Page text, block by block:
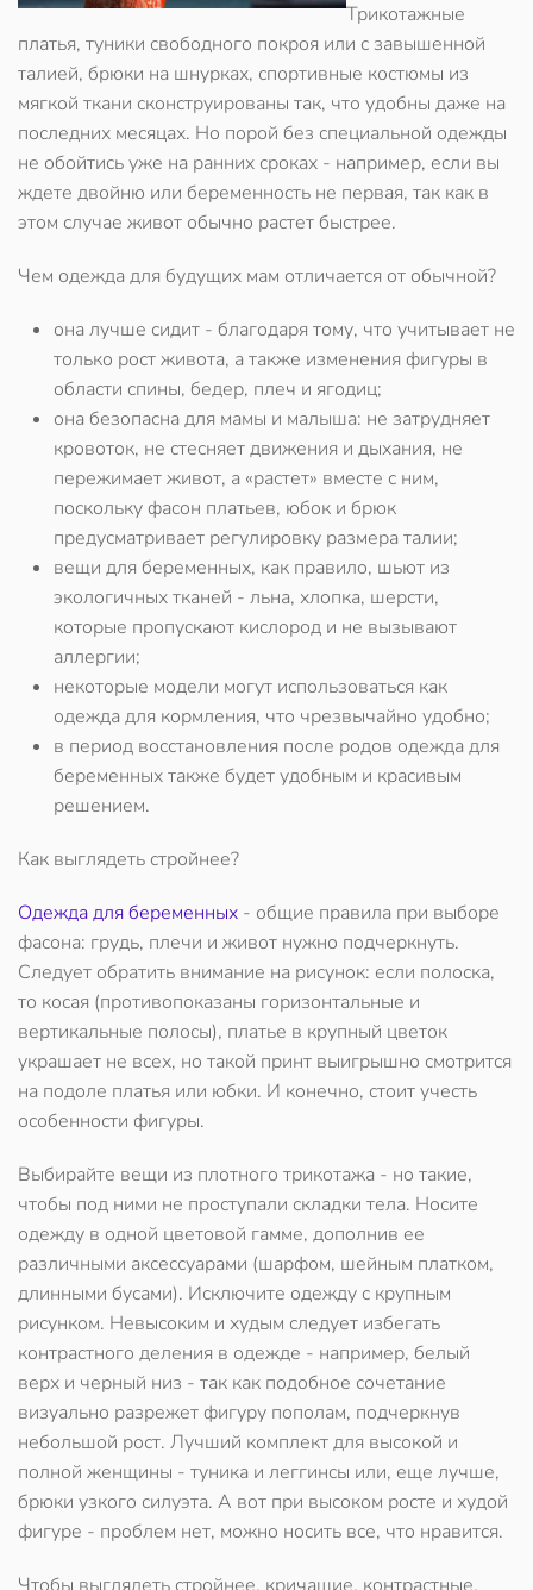
Трикотажные
платья, туники свободного покроя или с завышенной
талией, брюки на шнурках, спортивные костюмы из
мягкой ткани сконструированы так, что удобны даже на
последних месяцах. Но порой без специальной одежды
не обойтись уже на ранних сроках - например, если вы
ждете двойню или беременность не первая, так как в
этом случае живот обычно растет быстрее.
Чем одежда для будущих мам отличается от обычной?
она лучше сидит - благодаря тому, что учитывает не
только рост живота, а также изменения фигуры в
области спины, бедер, плеч и ягодиц;
она безопасна для мамы и малыша: не затрудняет
кровоток, не стесняет движения и дыхания, не
пережимает живот, а «растет» вместе с ним,
поскольку фасон платьев, юбок и брюк
предусматривает регулировку размера талии;
вещи для беременных, как правило, шьют из
экологичных тканей - льна, хлопка, шерсти,
которые пропускают кислород и не вызывают
аллергии;
некоторые модели могут использоваться как
одежда для кормления, что чрезвычайно удобно;
в период восстановления после родов одежда для
беременных также будет удобным и красивым
решением.
Как выглядеть стройнее?
Одежда для беременных - общие правила при выборе
фасона: грудь, плечи и живот нужно подчеркнуть.
Следует обратить внимание на рисунок: если полоска,
то косая (противопоказаны горизонтальные и
вертикальные полосы), платье в крупный цветок
украшает не всех, но такой принт выигрышно смотрится
на подоле платья или юбки. И конечно, стоит учесть
особенности фигуры.
Выбирайте вещи из плотного трикотажа - но такие,
чтобы под ними не проступали складки тела. Носите
одежду в одной цветовой гамме, дополнив ее
различными аксессуарами (шарфом, шейным платком,
длинными бусами). Исключите одежду с крупным
рисунком. Невысоким и худым следует избегать
контрастного деления в одежде - например, белый
верх и черный низ - так как подобное сочетание
визуально разрежет фигуру пополам, подчеркнув
небольшой рост. Лучший комплект для высокой и
полной женщины - туника и леггинсы или, еще лучше,
брюки узкого силуэта. А вот при высоком росте и худой
фигуре - проблем нет, можно носить все, что нравится.